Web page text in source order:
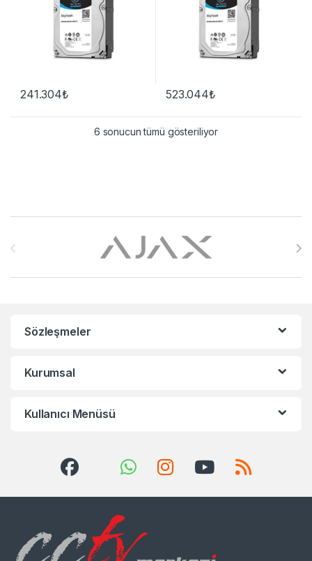
241.304₺ 523.044₺
6 sonucun tümü gösteriliyor
Sözleşmeler
Kurumsal
Kullanıcı Menüsü